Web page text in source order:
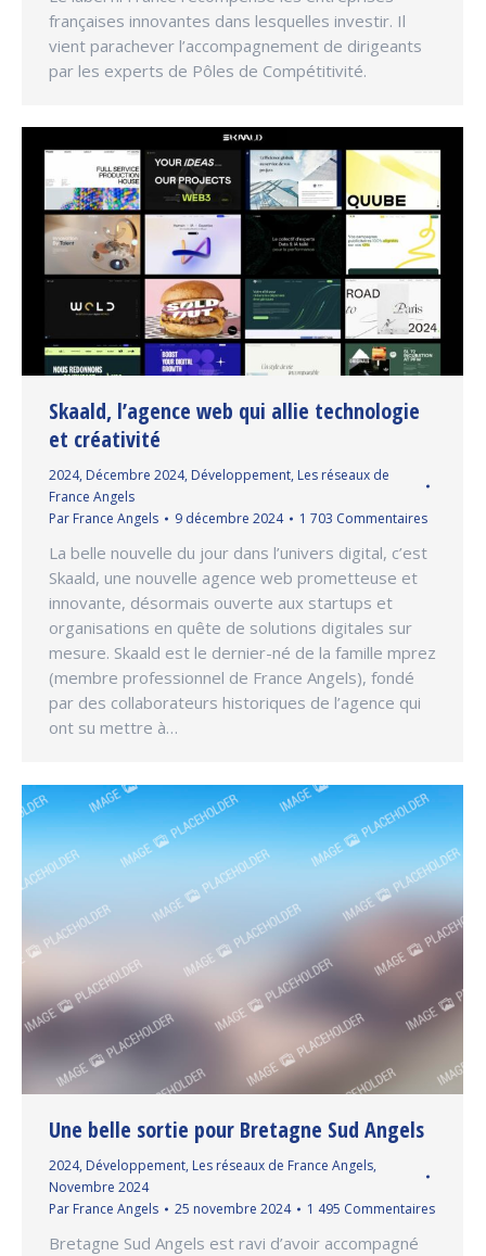
françaises innovantes dans lesquelles investir. Il
vient parachever l’accompagnement de dirigeants
par les experts de Pôles de Compétitivité.
Skaald, l’agence web qui allie technologie
et créativité
2024, Décembre 2024, Développement, Les réseaux de
France Angels
Par France Angels 9 décembre 2024 1 703 Commentaires
La belle nouvelle du jour dans l’univers digital, c’est
Skaald, une nouvelle agence web prometteuse et
innovante, désormais ouverte aux startups et
organisations en quête de solutions digitales sur
mesure. Skaald est le dernier-né de la famille mprez
(membre professionnel de France Angels), fondé
par des collaborateurs historiques de l’agence qui
ont su mettre à…
Une belle sortie pour Bretagne Sud Angels
2024, Développement, Les réseaux de France Angels,
Novembre 2024
Par France Angels 25 novembre 2024 1 495 Commentaires
Bretagne Sud Angels est ravi d’avoir accompagné